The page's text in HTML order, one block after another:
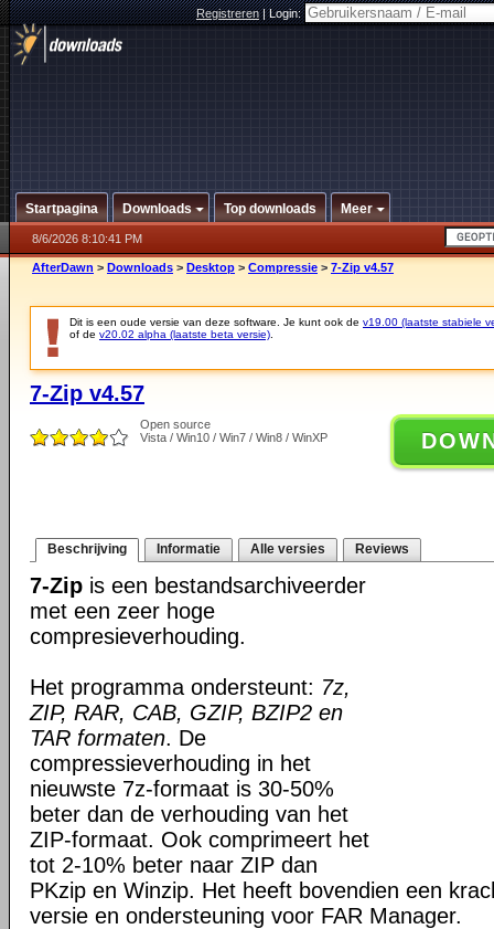
Registreren|Login:
Startpagina Downloads Top downloads Meer
8/6/2026 8:10:41 PM
AfterDawn > Downloads > Desktop > Compressie > 7-Zip v4.57
Dit is een oude versie van deze software. Je kunt ook de v19.00 (laatste stabiele
of de v20.02 alpha (laatste beta versie)
7-Zip v4.57
Open source
Vista / Win10 / Win7 / Win8 / WinXP
Beschrijving Informatie Alle versies Reviews
7-Zip is een bestandsarchiveerder
met een zeer hoge
compresieverhouding.
Het programma ondersteunt: 7z,
ZIP, RAR, CAB, GZIP, BZIP2 en
TAR formaten. De
compressieverhouding in het
nieuwste 7z-formaat is 30-50%
beter dan de verhouding van het
ZIP-formaat. Ook comprimeert het
tot 2-10% beter naar ZIP dan
PKzip en Winzip. Het heeft bovendien een
versie en ondersteuning voor FAR Manager.